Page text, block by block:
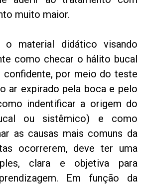
muito maior.
o material didático visando
como checar o hálito bucal
confidente, por meio do teste
ar expirado pela boca e pelo
indentificar a origem do
ou sistêmico) e como
as causas mais comuns da
ocorrerem, deve ter uma
clara e objetiva para
Em função da